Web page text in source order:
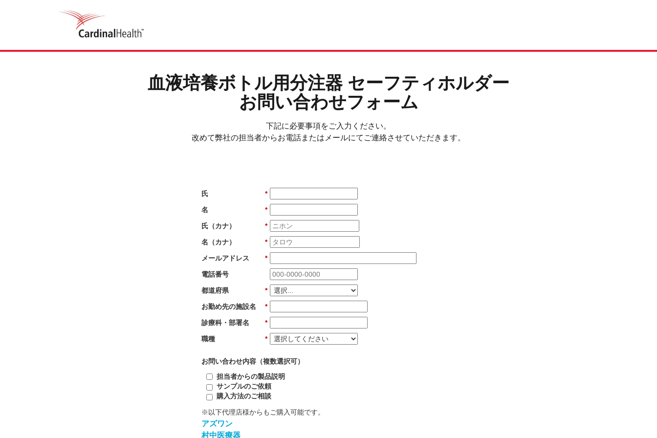
血液培養ボトル用分注器 セーフティホルダー
お問い合わせフォーム
下記に必要事項をご入力ください。
改めて弊社の担当者からお電話またはメールにてご連絡させていただきます。
*
氏
*
名
*
氏（カナ）
*
名（カナ）
*
メールアドレス
電話番号
*
都道府県
*
お勤め先の施設名
*
診療科・部署名
*
職種
お問い合わせ内容（複数選択可）
担当者からの製品説明
サンプルのご依頼
購入方法のご相談
※以下代理店様からもご購入可能です。
アズワン
村中医療器